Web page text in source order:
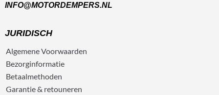
INFO@MOTORDEMPERS.NL
JURIDISCH
AlgemeneVoorwaarden
Bezorginformatie
Betaalmethoden
Garantie & retouneren